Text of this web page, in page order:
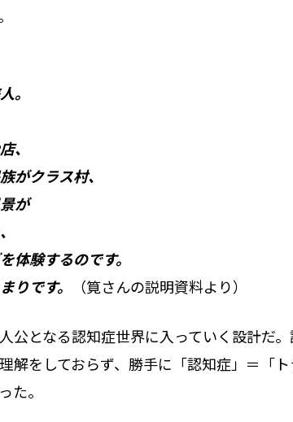
。
、
がクラス村、
が
体験するのです。
りです。
（筧さんの説明資料より）
公となる認知症世界に入っていく設計だ
解をしておらず、勝手に「認知症」＝「
た。